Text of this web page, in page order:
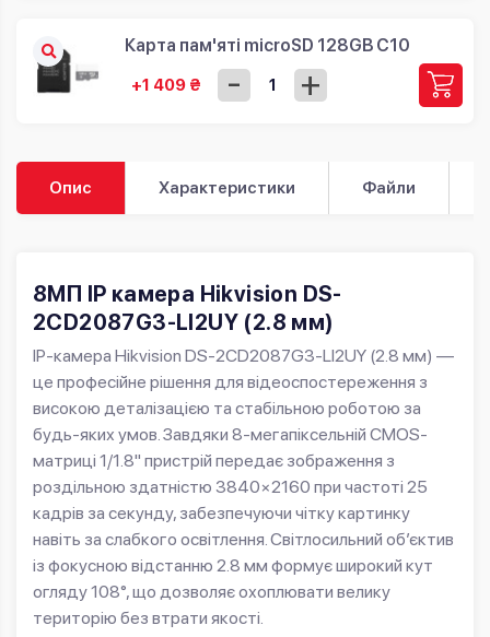
Карта пам'яті microSD 128GB C10
+1 409 ₴ - +
Опис Характеристики Файли
8МП IP камера Hikvision DS-
2CD2087G3-LI2UY (2.8 мм)
IP-камера Hikvision DS-2CD2087G3-LI2UY (2.8 мм) —
це професійне рішення для відеоспостереження з
високою деталізацією та стабільною роботою за
будь-яких умов. Завдяки 8-мегапіксельній CMOS-
матриці 1/1.8" пристрій передає зображення з
роздільною здатністю 3840×2160 при частоті 25
кадрів за секунду, забезпечуючи чітку картинку
навіть за слабкого освітлення. Світлосильний об’єктив
із фокусною відстанню 2.8 мм формує широкий кут
огляду 108°, що дозволяє охоплювати велику
територію без втрати якості.